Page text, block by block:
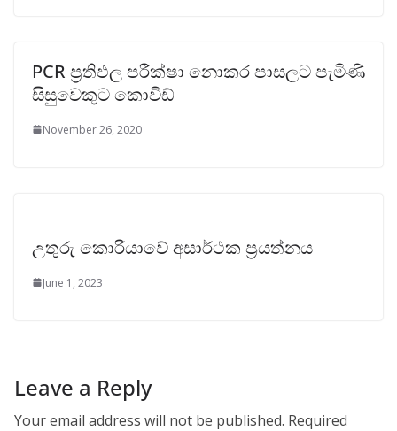
PCR ප්‍රතිඵල පරීක්ෂා නොකර පාසලට පැමිණි
සිසුවෙකුට කොවිඩ්
November 26, 2020
උතුරු කොරියාවේ අසාර්ථක ප්‍රයත්නය
June 1, 2023
Leave a Reply
Your email address will not be published. Required